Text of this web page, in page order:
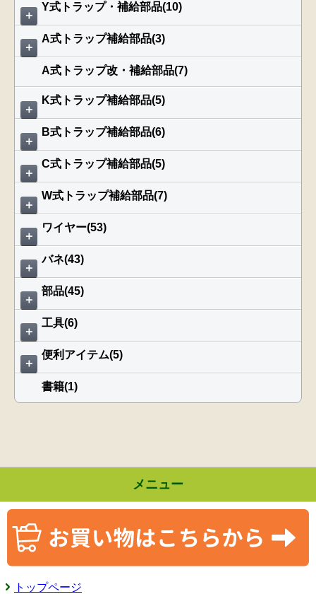
＋
Y式トラップ・補給部品(10)
＋
A式トラップ補給部品(3)
A式トラップ改・補給部品(7)
＋
K式トラップ補給部品(5)
＋
B式トラップ補給部品(6)
＋
C式トラップ補給部品(5)
＋
W式トラップ補給部品(7)
＋
ワイヤー(53)
＋
バネ(43)
＋
部品(45)
＋
工具(6)
＋
便利アイテム(5)
書籍(1)
メニュー
トップページ